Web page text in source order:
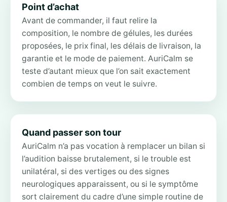
Point d’achat
Avant de commander, il faut relire la
composition, le nombre de gélules, les durées
proposées, le prix final, les délais de livraison, la
garantie et le mode de paiement. AuriCalm se
teste d’autant mieux que l’on sait exactement
combien de temps on veut le suivre.
Quand passer son tour
AuriCalm n’a pas vocation à remplacer un bilan si
l’audition baisse brutalement, si le trouble est
unilatéral, si des vertiges ou des signes
neurologiques apparaissent, ou si le symptôme
sort clairement du cadre d’une simple routine de